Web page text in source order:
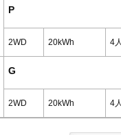
P
2WD 20kWh 4
G
2WD 20kWh 4